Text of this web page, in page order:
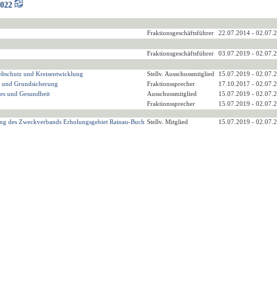
Fraktionsgeschäftsführer 22.07.2014 -
Fraktionsgeschäftsführer 03.07.2019 -
und Kreisentwicklung Stellv. Ausschussmitglied
15.07.2019 -
und Grundsicherung
Fraktionssprecher
17.10.2017 -
und Gesundheit
Ausschussmitglied
15.07.2019 -
Fraktionssprecher 15.07.2019 -
des Zweckverbands Erholungsgebiet Rainau-Buch Stellv. Mitglied 15.07.2019 -